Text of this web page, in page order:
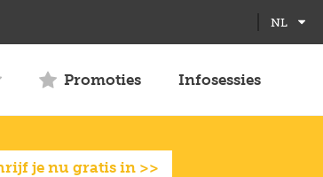
NL
Promoties Infosessies
je nu gratis in >>